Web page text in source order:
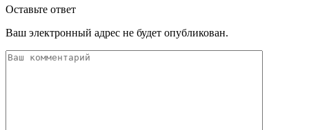
Оставьте ответ
Ваш электронный адрес не будет опубликован.